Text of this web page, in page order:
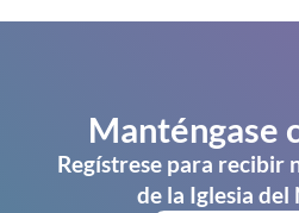
Manténgase
Regístrese para recibir
de la Iglesia del